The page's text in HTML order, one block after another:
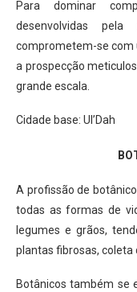
Para dominar
desenvolvidas
comprometem-se com
a prospecção
grande escala.
Cidade base: Ul’Dah
A profissão de
todas as formas de
legumes e grãos,
plantas fibrosas, coleta
Botânicos também se